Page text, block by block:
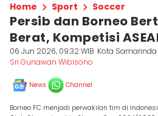
Home Sport Soccer
Persib dan Borneo
Berat, Kompetisi
06 Jun 2026, 09:32 WIB Kota Samarinda
Sri Gunawan Wibisono
News Channel
Borneo FC menjadi perwakilan tim di